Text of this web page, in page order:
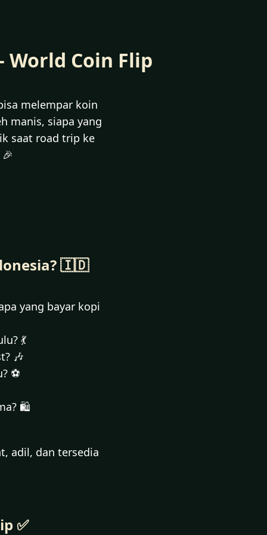
Coin Flip
melempar koin
manis, siapa yang
saat road trip ke
🇮🇩
yang bayar kopi
💃
🎶
⚽
🛍️
adil, dan tersedia
✅